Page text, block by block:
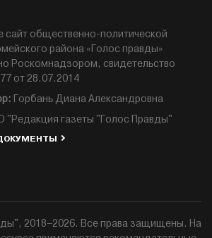
сайт общественно-политической
района «Голос правды»
Роскомнадзором, свидетельство
от 28.07.2014
Горбань Диана Александровна
"Редакция газеты "Голос Правды"
2018–2026. Все права защищены. На